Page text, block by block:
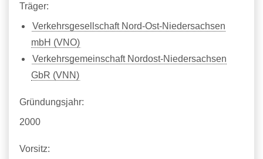
Träger:
Verkehrsgesellschaft Nord-Ost-Niedersachsen
mbH (VNO)
Verkehrsgemeinschaft Nordost-Niedersachsen
GbR (VNN)
Gründungsjahr:
2000
Vorsitz: